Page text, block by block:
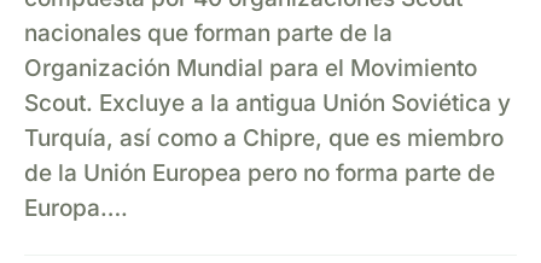
nacionales que forman parte de la
Organización Mundial para el Movimiento
Scout. Excluye a la antigua Unión Soviética y
Turquía, así como a Chipre, que es miembro
de la Unión Europea pero no forma parte de
Europa….